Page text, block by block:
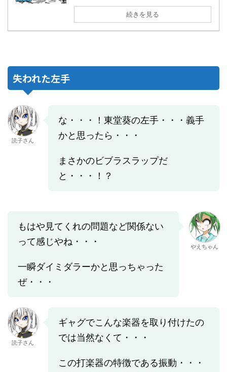
続きを見る
失われた左手
読子さん
な・・・！東堂葵の左手・・・義手
かと思ったら・・・
まさかのビブラスラップだ
と・・・！？
もはや見てくれの問題など関係ない
って感じやね・・・
一瞬ダイミダラーかと思っちゃった
ぜ・・・
やえちゃん
読子さん
ギャグでこんな楽器を取り付けたの
では当然なくて・・・
この打楽器の特徴である振動・・・